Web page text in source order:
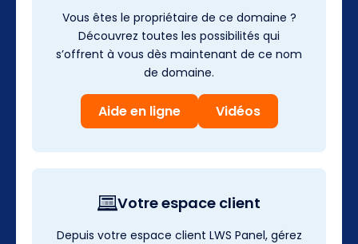
Vous êtes le propriétaire de ce domaine ?
Découvrez toutes les possibilités qui
s’offrent à vous dès maintenant de ce nom
de domaine.
Aide en ligne Vidéos
Votre espace client
Depuis votre espace client LWS Panel, gérez